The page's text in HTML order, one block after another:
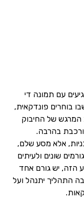
עם תמונה די
בוחרים פונדקאית,
המרגש של החיבוק
בהרבה.
אלא מסע שלם,
שונים ולעיתים
הזה, יש גורם אחד
התהליך יתנהל ועל